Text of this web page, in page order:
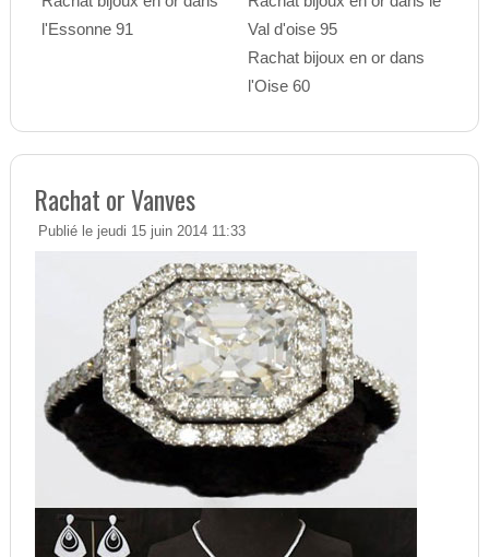
l'Essonne 91
Val d'oise 95
Rachat bijoux en or dans
l'Oise 60
Rachat or Vanves
Publié le jeudi 15 juin 2014 11:33